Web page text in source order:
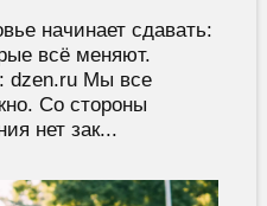
начинает сдавать:
всё меняют.
dzen.ru Мы все
Со стороны
нет зак...